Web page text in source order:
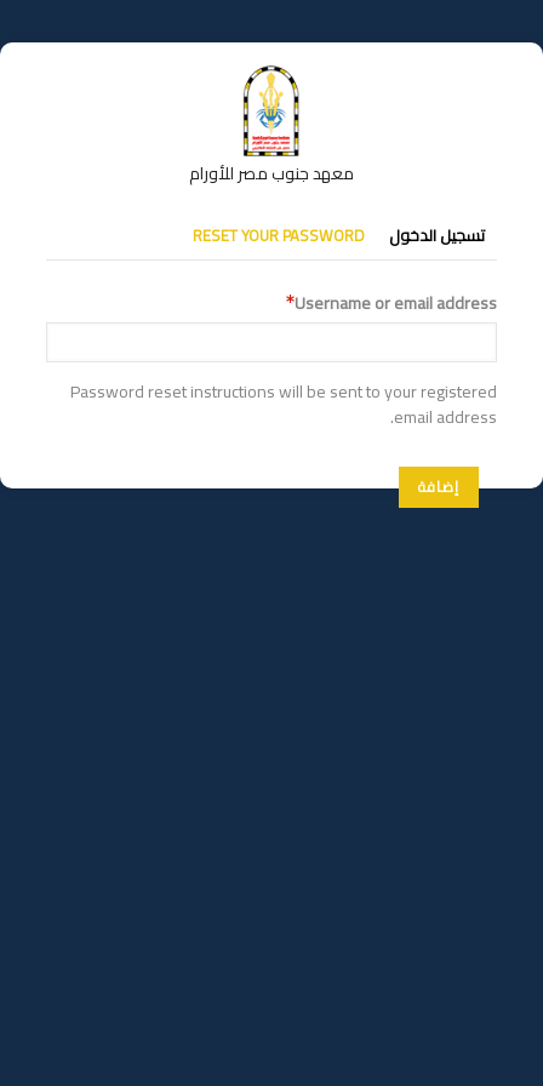
إلى
المحتوى
معهد جنوب مصر للأورام
التبويبات
الأساسية
تسجيل الدخول RESET YOUR PASSWORD
Username or email address
Password reset instructions will be sent to your registered
email address.